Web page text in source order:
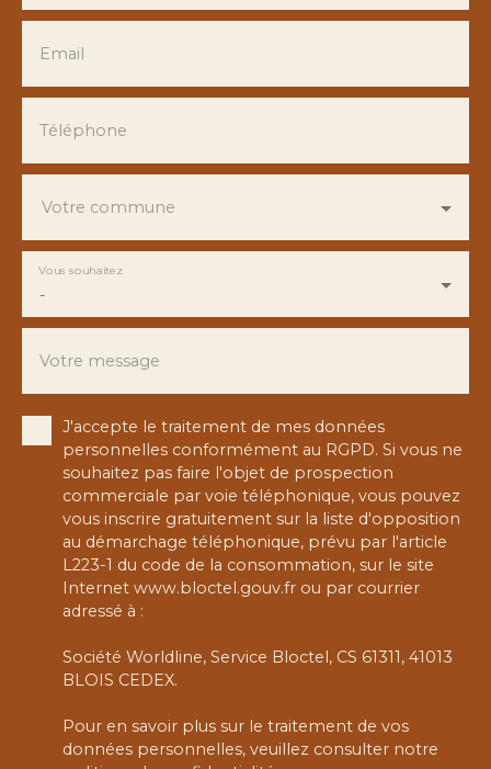
Email
Téléphone
Votre commune
-
Vous souhaitez
Votre message
J'accepte le traitement de mes données
personnelles conformément au RGPD. Si vous ne
souhaitez pas faire l'objet de prospection
commerciale par voie téléphonique, vous pouvez
vous inscrire gratuitement sur la liste d'opposition
au démarchage téléphonique, prévu par l'article
L223-1 du code de la consommation, sur le site
Internet www.bloctel.gouv.fr ou par courrier
adressé à :
Société Worldline, Service Bloctel, CS 61311, 41013
BLOIS CEDEX.
Pour en savoir plus sur le traitement de vos
données personnelles, veuillez consulter notre